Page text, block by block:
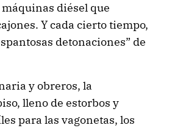
diésel que
Y cada cierto tiempo,
detonaciones” de
y obreros, la
lleno de estorbos y
para las vagonetas, los